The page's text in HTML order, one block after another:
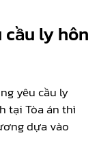
ly hôn
yêu cầu ly
tại Tòa án thì
dựa vào